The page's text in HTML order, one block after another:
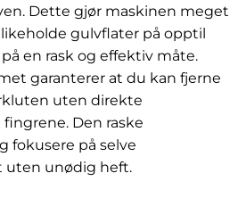
Dette gjør maskinen meget
gulvflater på opptil
en rask og effektiv måte.
garanterer at du kan fjerne
uten direkte
Den raske
fokusere på selve
uten unødig heft.